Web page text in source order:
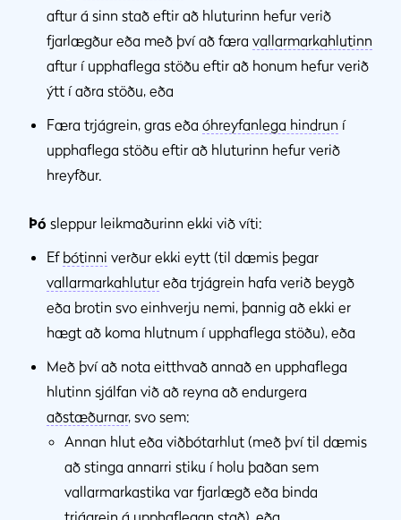
aftur á sinn stað eftir að hluturinn hefur verið
fjarlægður eða með því að færa vallarmarkahlutinn
aftur í upphaflega stöðu eftir að honum hefur verið
ýtt í aðra stöðu, eða
Færa trjágrein, gras eða óhreyfanlega hindrun í
upphaflega stöðu eftir að hluturinn hefur verið
hreyfður.
Þó sleppur leikmaðurinn ekki við víti:
Ef bótinni verður ekki eytt (til dæmis þegar
vallarmarkahlutur eða trjágrein hafa verið beygð
eða brotin svo einhverju nemi, þannig að ekki er
hægt að koma hlutnum í upphaflega stöðu), eða
Með því að nota eitthvað annað en upphaflega
hlutinn sjálfan við að reyna að endurgera
aðstæðurnar, svo sem:
Annan hlut eða viðbótarhlut (með því til dæmis
að stinga annarri stiku í holu þaðan sem
vallarmarkastika var fjarlægð eða binda
trjágrein á upphaflegan stað), eða